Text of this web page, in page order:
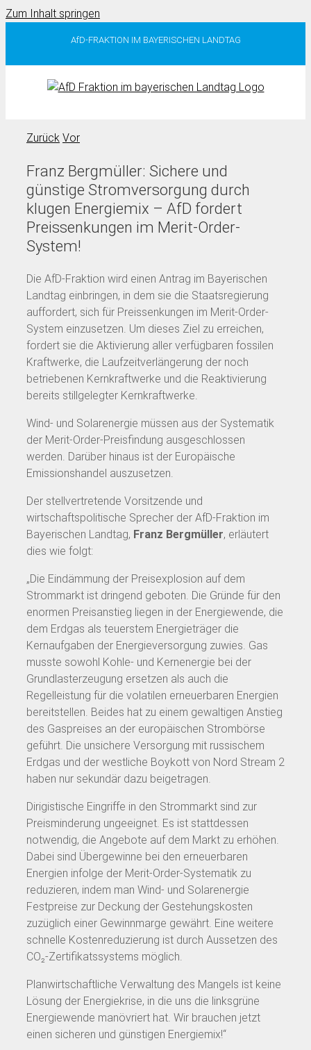
Zum Inhalt springen
AfD-FRAKTION IM BAYERISCHEN LANDTAG
Zurück Vor
Franz Bergmüller: Sichere und
günstige Stromversorgung durch
klugen Energiemix – AfD fordert
Preissenkungen im Merit-Order-
System!
Die AfD-Fraktion wird einen Antrag im Bayerischen
Landtag einbringen, in dem sie die Staatsregierung
auffordert, sich für Preissenkungen im Merit-Order-
System einzusetzen. Um dieses Ziel zu erreichen,
fordert sie die Aktivierung aller verfügbaren fossilen
Kraftwerke, die Laufzeitverlängerung der noch
betriebenen Kernkraftwerke und die Reaktivierung
bereits stillgelegter Kernkraftwerke.
Wind- und Solarenergie müssen aus der Systematik
der Merit-Order-Preisfindung ausgeschlossen
werden. Darüber hinaus ist der Europäische
Emissionshandel auszusetzen.
Der stellvertretende Vorsitzende und
wirtschaftspolitische Sprecher der AfD-Fraktion im
Bayerischen Landtag, Franz Bergmüller, erläutert
dies wie folgt:
„Die Eindämmung der Preisexplosion auf dem
Strommarkt ist dringend geboten. Die Gründe für den
enormen Preisanstieg liegen in der Energiewende, die
dem Erdgas als teuerstem Energieträger die
Kernaufgaben der Energieversorgung zuwies. Gas
musste sowohl Kohle- und Kernenergie bei der
Grundlasterzeugung ersetzen als auch die
Regelleistung für die volatilen erneuerbaren Energien
bereitstellen. Beides hat zu einem gewaltigen Anstieg
des Gaspreises an der europäischen Strombörse
geführt. Die unsichere Versorgung mit russischem
Erdgas und der westliche Boykott von Nord Stream 2
haben nur sekundär dazu beigetragen.
Dirigistische Eingriffe in den Strommarkt sind zur
Preisminderung ungeeignet. Es ist stattdessen
notwendig, die Angebote auf dem Markt zu erhöhen.
Dabei sind Übergewinne bei den erneuerbaren
Energien infolge der Merit-Order-Systematik zu
reduzieren, indem man Wind- und Solarenergie
Festpreise zur Deckung der Gestehungskosten
zuzüglich einer Gewinnmarge gewährt. Eine weitere
schnelle Kostenreduzierung ist durch Aussetzen des
CO₂-Zertifikatssystems möglich.
Planwirtschaftliche Verwaltung des Mangels ist keine
Lösung der Energiekrise, in die uns die linksgrüne
Energiewende manövriert hat. Wir brauchen jetzt
einen sicheren und günstigen Energiemix!“